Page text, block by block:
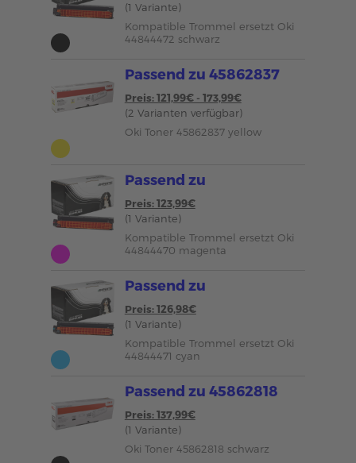
(1 Variante)
Kompatible Trommel ersetzt Oki
44844472 schwarz
Passend zu 45862837
Preis: 121,99€ - 173,99€
(2 Varianten verfügbar)
Oki Toner 45862837 yellow
Passend zu
Preis: 123,99€
(1 Variante)
Kompatible Trommel ersetzt Oki
44844470 magenta
Passend zu
Preis: 126,98€
(1 Variante)
Kompatible Trommel ersetzt Oki
44844471 cyan
Passend zu 45862818
Preis: 137,99€
(1 Variante)
Oki Toner 45862818 schwarz